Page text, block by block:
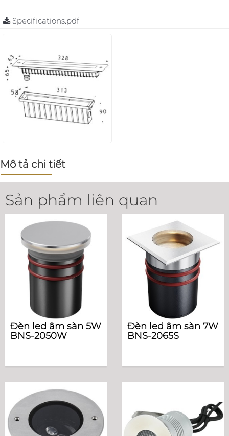
Specifications.pdf
Mô tả chi tiết
Sản phẩm liên quan
Đèn led âm sàn 5W
BNS-2050W
Đèn led âm sàn 7W
BNS-2065S